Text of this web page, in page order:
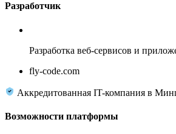
Разработчик
Разработка веб-сервисов и
fly-code.com
Аккредитованная IT-компания в
Возможности платформы